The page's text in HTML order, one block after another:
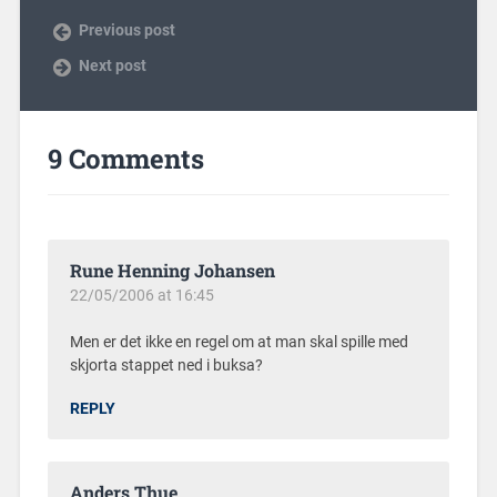
Previous post
Next post
9 Comments
Rune Henning Johansen
22/05/2006 at 16:45
Men er det ikke en regel om at man skal spille med
skjorta stappet ned i buksa?
REPLY
Anders Thue